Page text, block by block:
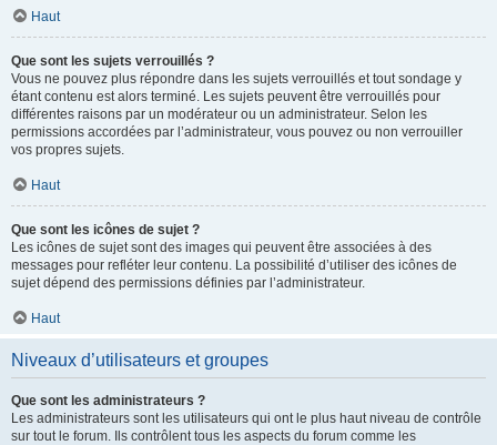
Haut
Que sont les sujets verrouillés ?
Vous ne pouvez plus répondre dans les sujets verrouillés et tout sondage y
étant contenu est alors terminé. Les sujets peuvent être verrouillés pour
différentes raisons par un modérateur ou un administrateur. Selon les
permissions accordées par l’administrateur, vous pouvez ou non verrouiller
vos propres sujets.
Haut
Que sont les icônes de sujet ?
Les icônes de sujet sont des images qui peuvent être associées à des
messages pour refléter leur contenu. La possibilité d’utiliser des icônes de
sujet dépend des permissions définies par l’administrateur.
Haut
Niveaux d’utilisateurs et groupes
Que sont les administrateurs ?
Les administrateurs sont les utilisateurs qui ont le plus haut niveau de contrôle
sur tout le forum. Ils contrôlent tous les aspects du forum comme les